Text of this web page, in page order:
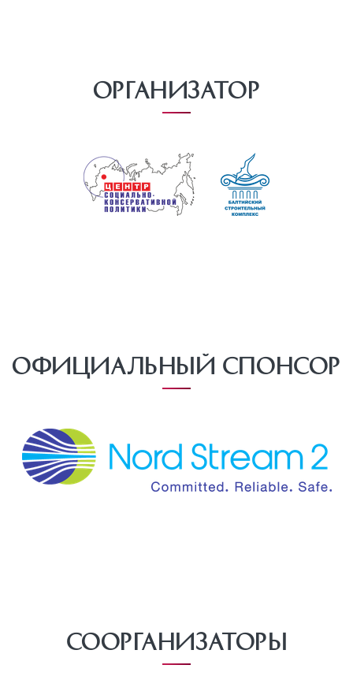
Организатор
Официальный спонсор
Соорганизаторы